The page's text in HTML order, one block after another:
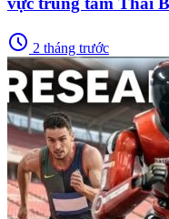
schedule 2 tháng trước